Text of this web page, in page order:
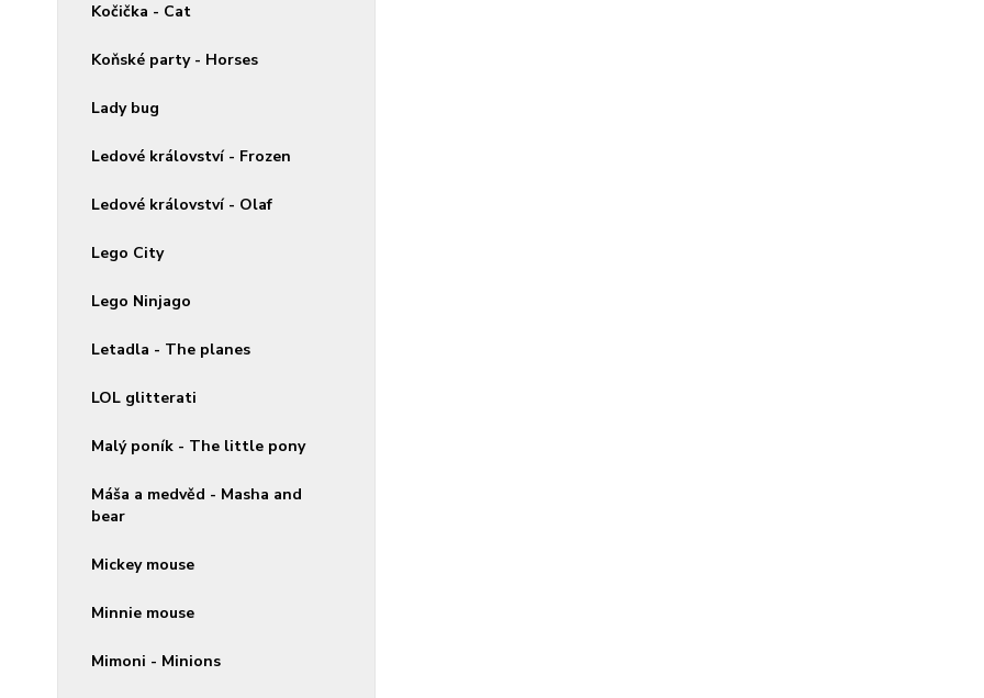
Kočička - Cat
Koňské party - Horses
Lady bug
Ledové království - Frozen
Ledové království - Olaf
Lego City
Lego Ninjago
Letadla - The planes
LOL glitterati
Malý poník - The little pony
Máša a medvěd - Masha and
bear
Mickey mouse
Minnie mouse
Mimoni - Minions